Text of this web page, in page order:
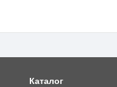
Каталог